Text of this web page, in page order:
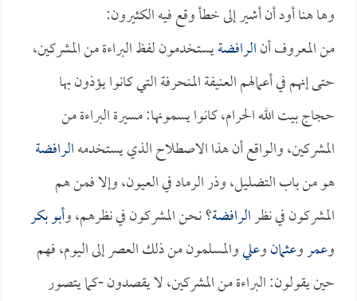
وها هنا أود أن أشير إلى خطأ وقع فيه الكثيرون:
من المعروف أنالرافضةيستخدمون لفظ البراءة من المشركين،
حتى إنهم في أعمالهم العنيفة المنحرفة التي كانوا يؤذون بها
حجاج بيت الله الحرام، كانوا يسمونها: مسيرة البراءة من
المشركين، والواقع أن هذا الاصطلاح الذي يستخدمهالرافضة
هو من باب التضليل، وذر الرماد في العيون، وإلا فمن هم
المشركون في نظرالرافضة؟ نحن المشركون في نظرهم، وأبو بكر
وعمروعثمانوعليوالمسلمون من ذلك العصر إلى اليوم، فهم
حين يقولون: البراءة من المشركين، لا يقصدون -كما يتصور